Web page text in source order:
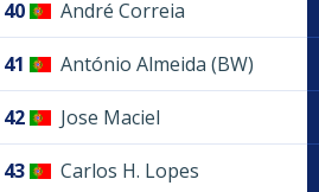
40 André Correia
41 António Almeida (BW)
42 Jose Maciel
43 Carlos H. Lopes